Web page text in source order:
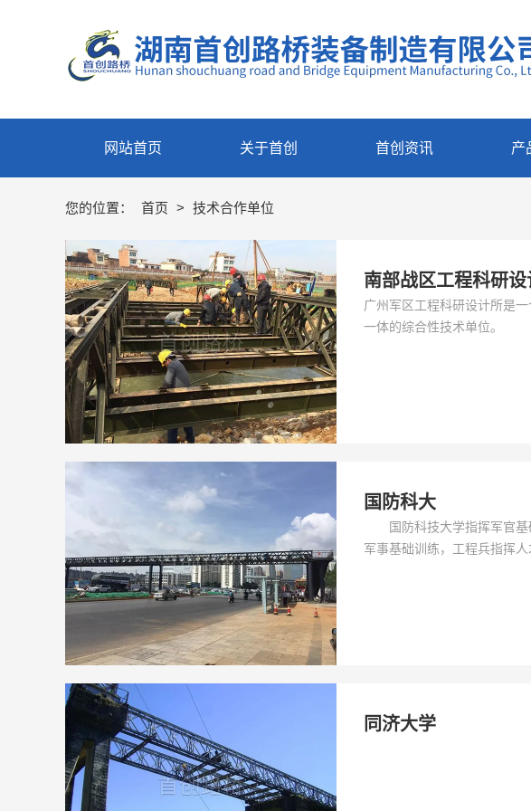
网站首页 关于首创 首创资讯 产
您的位置： 首页 > 技术合作单位
南部战区工程科研设
广州军区工程科研设计所是
一体的综合性技术单位。
国防科大
国防科技大学指挥军官基
军事基础训练，工程兵指挥
同济大学